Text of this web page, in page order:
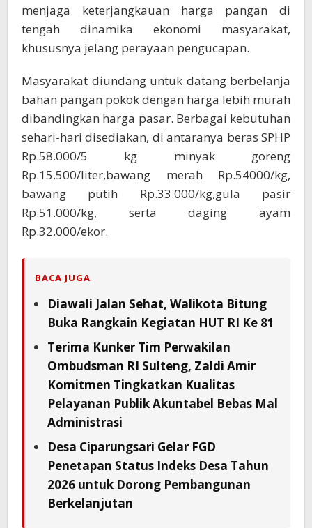
menjaga keterjangkauan harga pangan di
tengah dinamika ekonomi masyarakat,
khususnya jelang perayaan pengucapan.
Masyarakat diundang untuk datang berbelanja
bahan pangan pokok dengan harga lebih murah
dibandingkan harga pasar. Berbagai kebutuhan
sehari-hari disediakan, di antaranya beras SPHP
Rp.58.000/5 kg minyak goreng
Rp.15.500/liter,bawang merah Rp.54000/kg,
bawang putih Rp.33.000/kg,gula pasir
Rp.51.000/kg, serta daging ayam
Rp.32.000/ekor.
BACA JUGA
Diawali Jalan Sehat, Walikota Bitung
Buka Rangkain Kegiatan HUT RI Ke 81
Terima Kunker Tim Perwakilan
Ombudsman RI Sulteng, Zaldi Amir
Komitmen Tingkatkan Kualitas
Pelayanan Publik Akuntabel Bebas Mal
Administrasi
Desa Ciparungsari Gelar FGD
Penetapan Status Indeks Desa Tahun
2026 untuk Dorong Pembangunan
Berkelanjutan